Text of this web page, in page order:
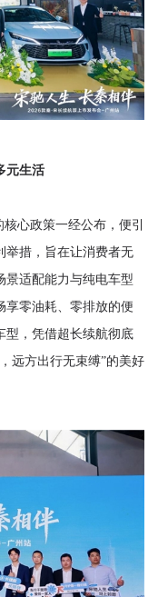
元生活
心政策一经公布，便引
举措，旨在让消费者无
景适配能力与纯电车型
享零油耗、零排放的便
型，凭借超长续航彻底
远方出行无束缚”的美好